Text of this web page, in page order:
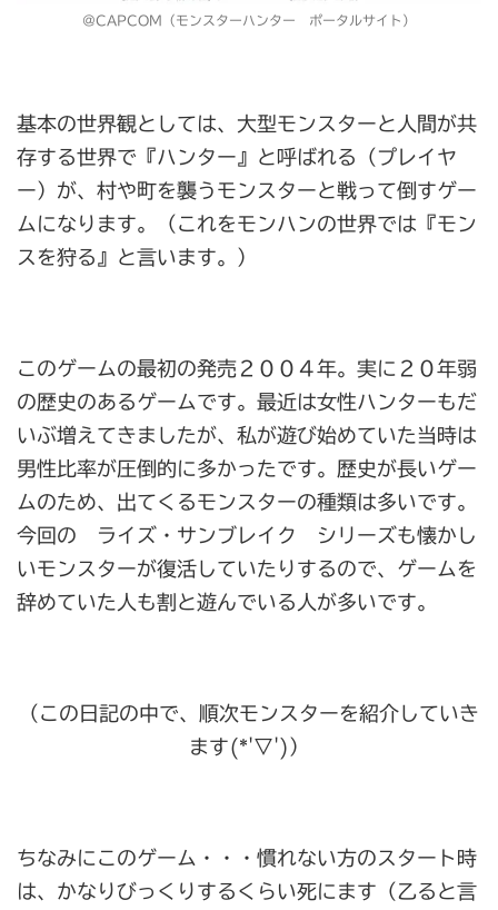
＠CAPCOM（モンスターハンター ポータルサイト）
基本の世界観としては、大型モンスターと人間が共
存する世界で『ハンター』と呼ばれる（プレイヤ
ー）が、村や町を襲うモンスターと戦って倒すゲー
ムになります。（これをモンハンの世界では『モン
スを狩る』と言います。）
このゲームの最初の発売２００４年。実に２０年弱
の歴史のあるゲームです。最近は女性ハンターもだ
いぶ増えてきましたが、私が遊び始めていた当時は
男性比率が圧倒的に多かったです。歴史が長いゲー
ムのため、出てくるモンスターの種類は多いです。
今回の ライズ・サンブレイク シリーズも懐かし
いモンスターが復活していたりするので、ゲームを
辞めていた人も割と遊んでいる人が多いです。
（この日記の中で、順次モンスターを紹介していき
ます(*'▽')）
ちなみにこのゲーム・・・慣れない方のスタート時
は、かなりびっくりするくらい死にます（乙ると言